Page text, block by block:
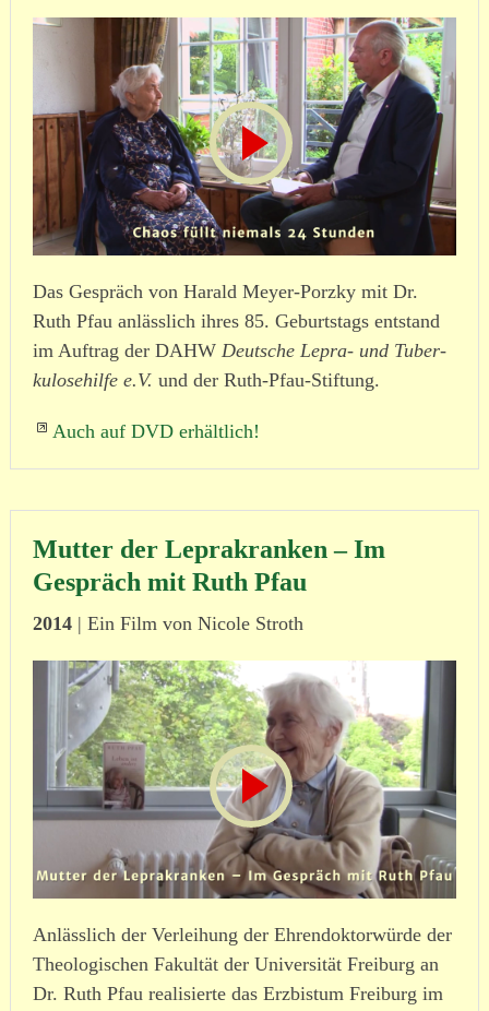
Das Gespräch von Harald Meyer-Porzky mit Dr.
Ruth Pfau anlässlich ihres 85. Geburtstags entstand
im Auftrag der DAHW Deutsche Lepra- und Tuber­
ku­lo­se­hilfe e.V. und der Ruth-Pfau-Stiftung.
Auch auf DVD erhältlich!
Mutter der Leprakranken – Im
Gespräch mit Ruth Pfau
2014| Ein Film von Nicole Stroth
Anlässlich der Verleihung der Ehrendoktorwürde der
Theologischen Fakultät der Universität Freiburg an
Dr. Ruth Pfau reali­sierte das Erzbistum Freiburg im